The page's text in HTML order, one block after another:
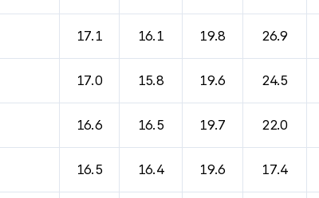
17.1 16.1 19.8 26.9
17.0 15.8 19.6 24.5
16.6 16.5 19.7 22.0
16.5 16.4 19.6 17.4